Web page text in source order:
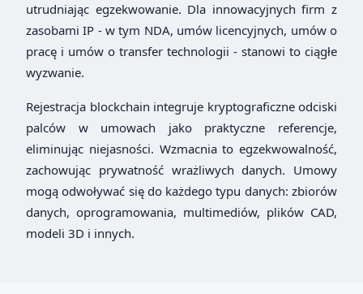
utrudniając egzekwowanie. Dla innowacyjnych firm z
zasobami IP - w tym NDA, umów licencyjnych, umów o
pracę i umów o transfer technologii - stanowi to ciągłe
wyzwanie.
Rejestracja blockchain integruje kryptograficzne odciski
palców w umowach jako praktyczne referencje,
eliminując niejasności. Wzmacnia to egzekwowalność,
zachowując prywatność wrażliwych danych. Umowy
mogą odwoływać się do każdego typu danych: zbiorów
danych, oprogramowania, multimediów, plików CAD,
modeli 3D i innych.